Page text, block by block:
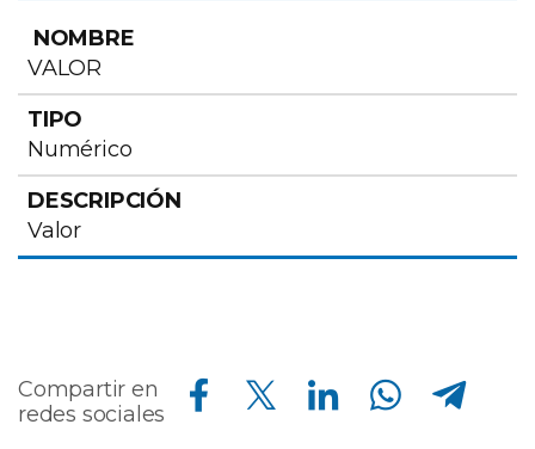
VALOR
Numérico
Valor
Compartir en
redes sociales
Compartir en Facebook Compartir en Twitter Compartir en Linkedin Compartir en Whatsapp